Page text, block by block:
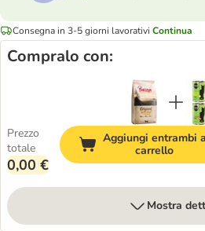
Consegna in 3-5 giorni lavorativi Continua
Compralo con:
Prezzo
totale
0,00 €
Aggiungi entrambi a
carrello
Mostra